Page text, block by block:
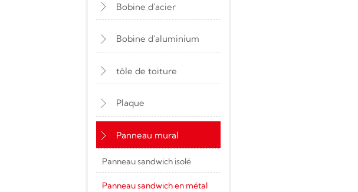
 Bobine d'acier
 Bobine d'aluminium
 tôle de toiture
 Plaque
 Panneau mural
Panneau sandwich isolé
Panneau sandwich en métal